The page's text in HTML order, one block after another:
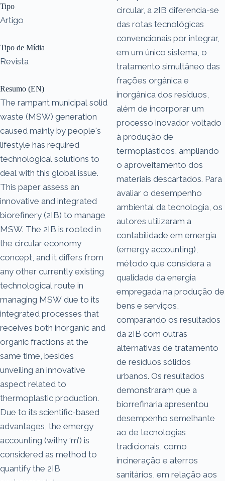
Tipo
Artigo
Tipo de Mídia
Revista
Resumo (EN)
The rampant municipal solid
waste (MSW) generation
caused mainly by people's
lifestyle has required
technological solutions to
deal with this global issue.
This paper assess an
innovative and integrated
biorefinery (2IB) to manage
MSW. The 2IB is rooted in
the circular economy
concept, and it differs from
any other currently existing
technological route in
managing MSW due to its
integrated processes that
receives both inorganic and
organic fractions at the
same time, besides
unveiling an innovative
aspect related to
thermoplastic production.
Due to its scientific-based
advantages, the emergy
accounting (withy ‘m’) is
considered as method to
quantify the 2IB
circular, a 2IB diferencia-se
das rotas tecnológicas
convencionais por integrar,
em um único sistema, o
tratamento simultâneo das
frações orgânica e
inorgânica dos resíduos,
além de incorporar um
processo inovador voltado
à produção de
termoplásticos, ampliando
o aproveitamento dos
materiais descartados. Para
avaliar o desempenho
ambiental da tecnologia, os
autores utilizaram a
contabilidade em emergia
(emergy accounting),
método que considera a
qualidade da energia
empregada na produção de
bens e serviços,
comparando os resultados
da 2IB com outras
alternativas de tratamento
de resíduos sólidos
urbanos. Os resultados
demonstraram que a
biorrefinaria apresentou
desempenho semelhante
ao de tecnologias
tradicionais, como
incineração e aterros
sanitários, em relação aos